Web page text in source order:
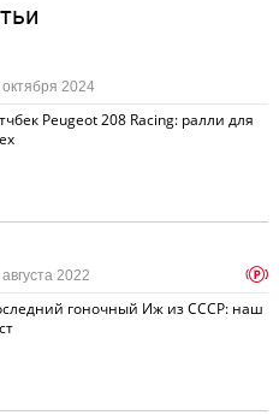
Peugeot 208 Racing: ралли для
2024
гоночный Иж из СССР: наш
2022 p